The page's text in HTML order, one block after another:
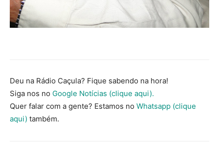
Deu na Rádio Caçula? Fique sabendo na hora!
Siga nos no Google Notícias (clique aqui).
Quer falar com a gente? Estamos no Whatsapp (clique
aqui) também.